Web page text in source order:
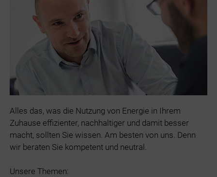
Alles das, was die Nutzung von Energie in Ihrem
Zuhause effizienter, nachhaltiger und damit besser
macht, sollten Sie wissen. Am besten von uns. Denn
wir beraten Sie kompetent und neutral.
Unsere Themen: